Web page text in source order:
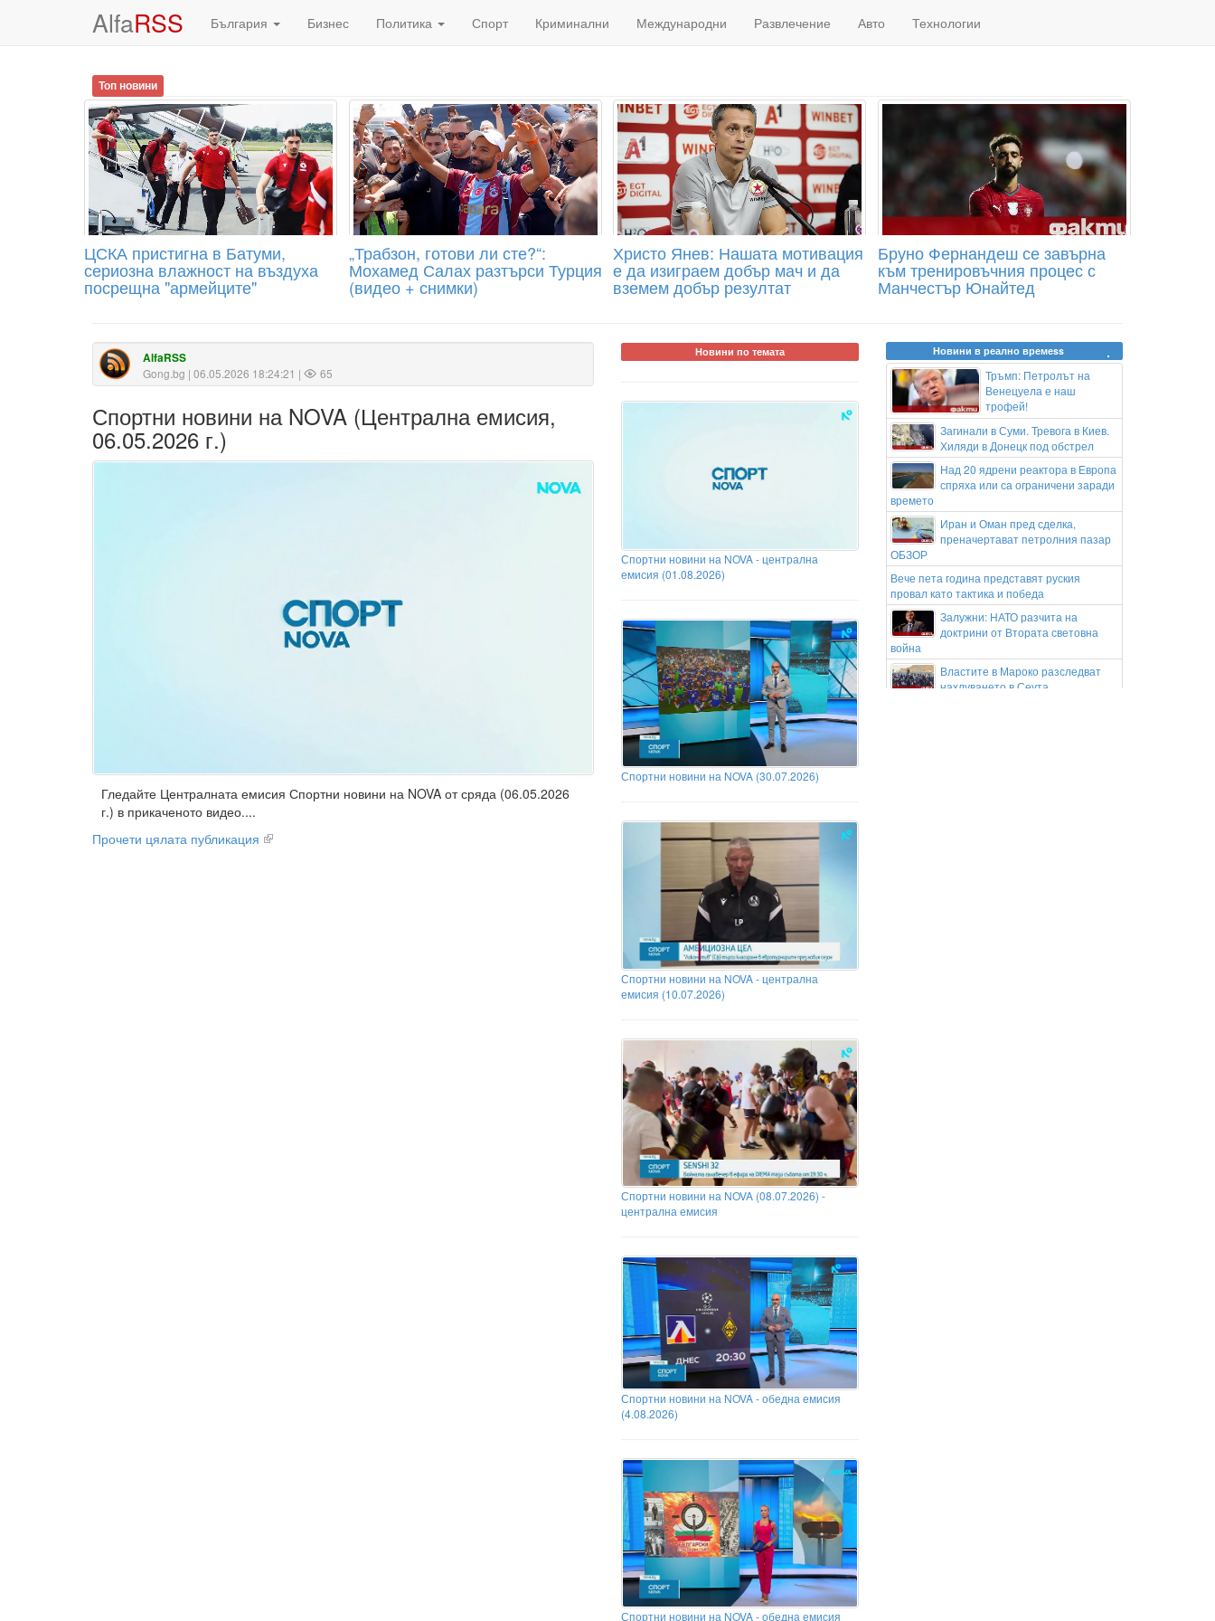
AlfaRSS България Бизнес Политика Спорт Криминални Международни Развлечение Авто Технологии
Топ новини
ЦСКА пристигна в Батуми,
сериозна влажност на въздуха
посрещна "армейците"
„Трабзон, готови ли сте?“:
Мохамед Салах разтърси Турция
(видео + снимки)
Христо Янев: Нашата мотивация
е да изиграем добър мач и да
вземем добър резултат
Бруно Фернандеш се завърна
към тренировъчния процес с
Манчестър Юнайтед
AlfaRSS
Gong.bg | 06.05.2026 18:24:21 | 65
Спортни новини на NOVA (Централна емисия,
06.05.2026 г.)
Гледайте Централната емисия Спортни новини на NOVA от сряда (06.05.2026
г.) в прикаченото видео....
Прочети цялата публикация
Новини по темата
Спортни новини на NOVA - централна
емисия (01.08.2026)
Спортни новини на NOVA (30.07.2026)
Спортни новини на NOVA - централна
емисия (10.07.2026)
Спортни новини на NOVA (08.07.2026) -
централна емисия
Спортни новини на NOVA - обедна емисия
(4.08.2026)
Спортни новини на NOVA - обедна емисия
Новини в реално времеss
Тръмп: Петролът на
Венецуела е наш
трофей!
Загинали в Суми. Тревога в Киев.
Хиляди в Донецк под обстрел
Над 20 ядрени реактора в Европа
спряха или са ограничени заради
времето
Иран и Оман пред сделка,
преначертават петролния пазар
ОБЗОР
Вече пета година представят руския
провал като тактика и победа
Залужни: НАТО разчита на
доктрини от Втората световна
война
Властите в Мароко разследват
нахлуването в Сеута